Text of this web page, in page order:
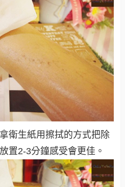
衛生紙用擦拭的方式把除
置2-3分鐘感受會更佳 。